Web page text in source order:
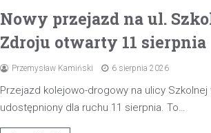
Nowy przejazd na ul.
Zdroju otwarty 11 sierpnia
Przemysław Kamiński 6 sierpnia 2026
Przejazd kolejowo-drogowy na ulicy
udostępniony dla ruchu 11 sierpnia. To…